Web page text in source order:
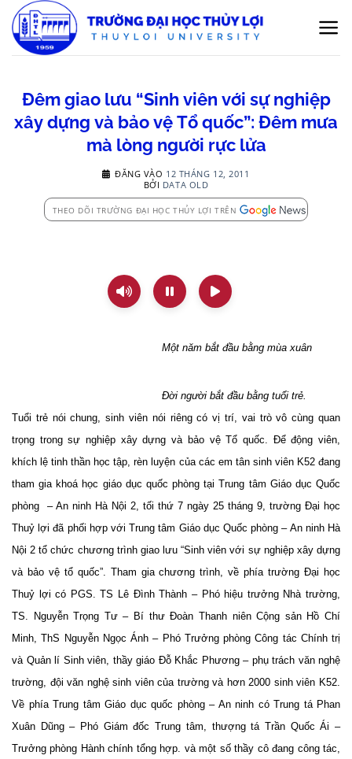
qua
nội
Đêm giao lưu “Sinh viên với sự nghiệp
xây dựng và bảo vệ Tổ quốc”: Đêm mưa
mà lòng người rực lửa
ĐĂNG VÀO 12 THÁNG 12, 2011
BỞI DATA OLD
THEO DÕI TRƯỜNG ĐẠI HỌC THỦY LỢI TRÊN
Một năm bắt đầu bằng mùa xuân
Đời người bắt đầu bằng tuổi trẻ.
Tuổi trẻ nói chung, sinh viên nói riêng có vị trí, vai trò vô cùng quan
trọng trong sự nghiệp xây dựng và bảo vệ Tổ quốc. Để động viên,
khích lệ tinh thần học tập, rèn luyện của các em tân sinh viên K52 đang
tham gia khoá học giáo dục quốc phòng tại Trung tâm Giáo dục Quốc
phòng
– An ninh Hà Nội 2, tối thứ 7 ngày 25 tháng 9, trường Đại học
Thuỷ lợi đã phối hợp với Trung tâm Giáo dục Quốc phòng – An ninh Hà
Nội 2 tổ chức chương trình giao lưu “Sinh viên với sự nghiệp xây dựng
và bảo vệ tổ quốc”. Tham gia chương trình, về phía trường Đại học
Thuỷ lợi có PGS. TS Lê Đình Thành – Phó hiệu trưởng Nhà trường,
TS. Nguyễn Trọng Tư – Bí thư Đoàn Thanh niên Cộng sản Hồ Chí
Minh, ThS Nguyễn Ngọc Ánh – Phó Trưởng phòng Công tác Chính trị
và Quản lí Sinh viên, thầy giáo Đỗ Khắc Phương – phụ trách văn nghệ
trường, đội văn nghệ sinh viên của trường và hơn 2000 sinh viên K52.
Về phía Trung tâm Giáo dục quốc phòng – An ninh có Trung tá Phan
Xuân Dũng – Phó Giám đốc Trung tâm, thượng tá Trần Quốc Ái –
Trưởng phòng Hành chính tổng hợp. và một số thầy cô đang công tác,